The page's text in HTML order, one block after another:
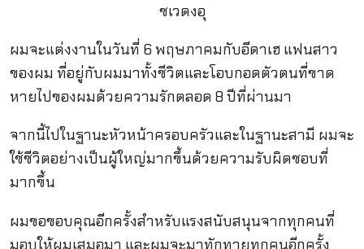
ผมจะแต่งงานในวันที่ 6 พฤษภาคมกับอีดาเฮ แฟนสาว
ของผม ที่อยู่กับผมมาทั้งชีวิตและโอบกอดตัวตนที่ขาด
หายไปของผมด้วยความรักตลอด 8 ปีที่ผ่านมา
จากนี้ไปในฐานะหัวหน้าครอบครัวและในฐานะสามี ผมจะ
ใช้ชีวิตอย่างเป็นผู้ใหญ่มากขึ้นด้วยความรับผิดชอบที่
มากขึ้น
ผมขอขอบคุณอีกครั้งสำหรับแรงสนับสนุนจากทุกคนที่
มอบให้ผมเสมอมา และผมจะมาทักทายทุกคนอีกครั้ง